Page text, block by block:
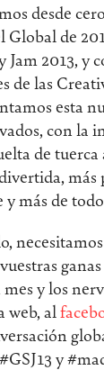
desde
Global de
Jam 2013, y
de las
esta
con la
de tuerca
más
más de
y los
web, al
y